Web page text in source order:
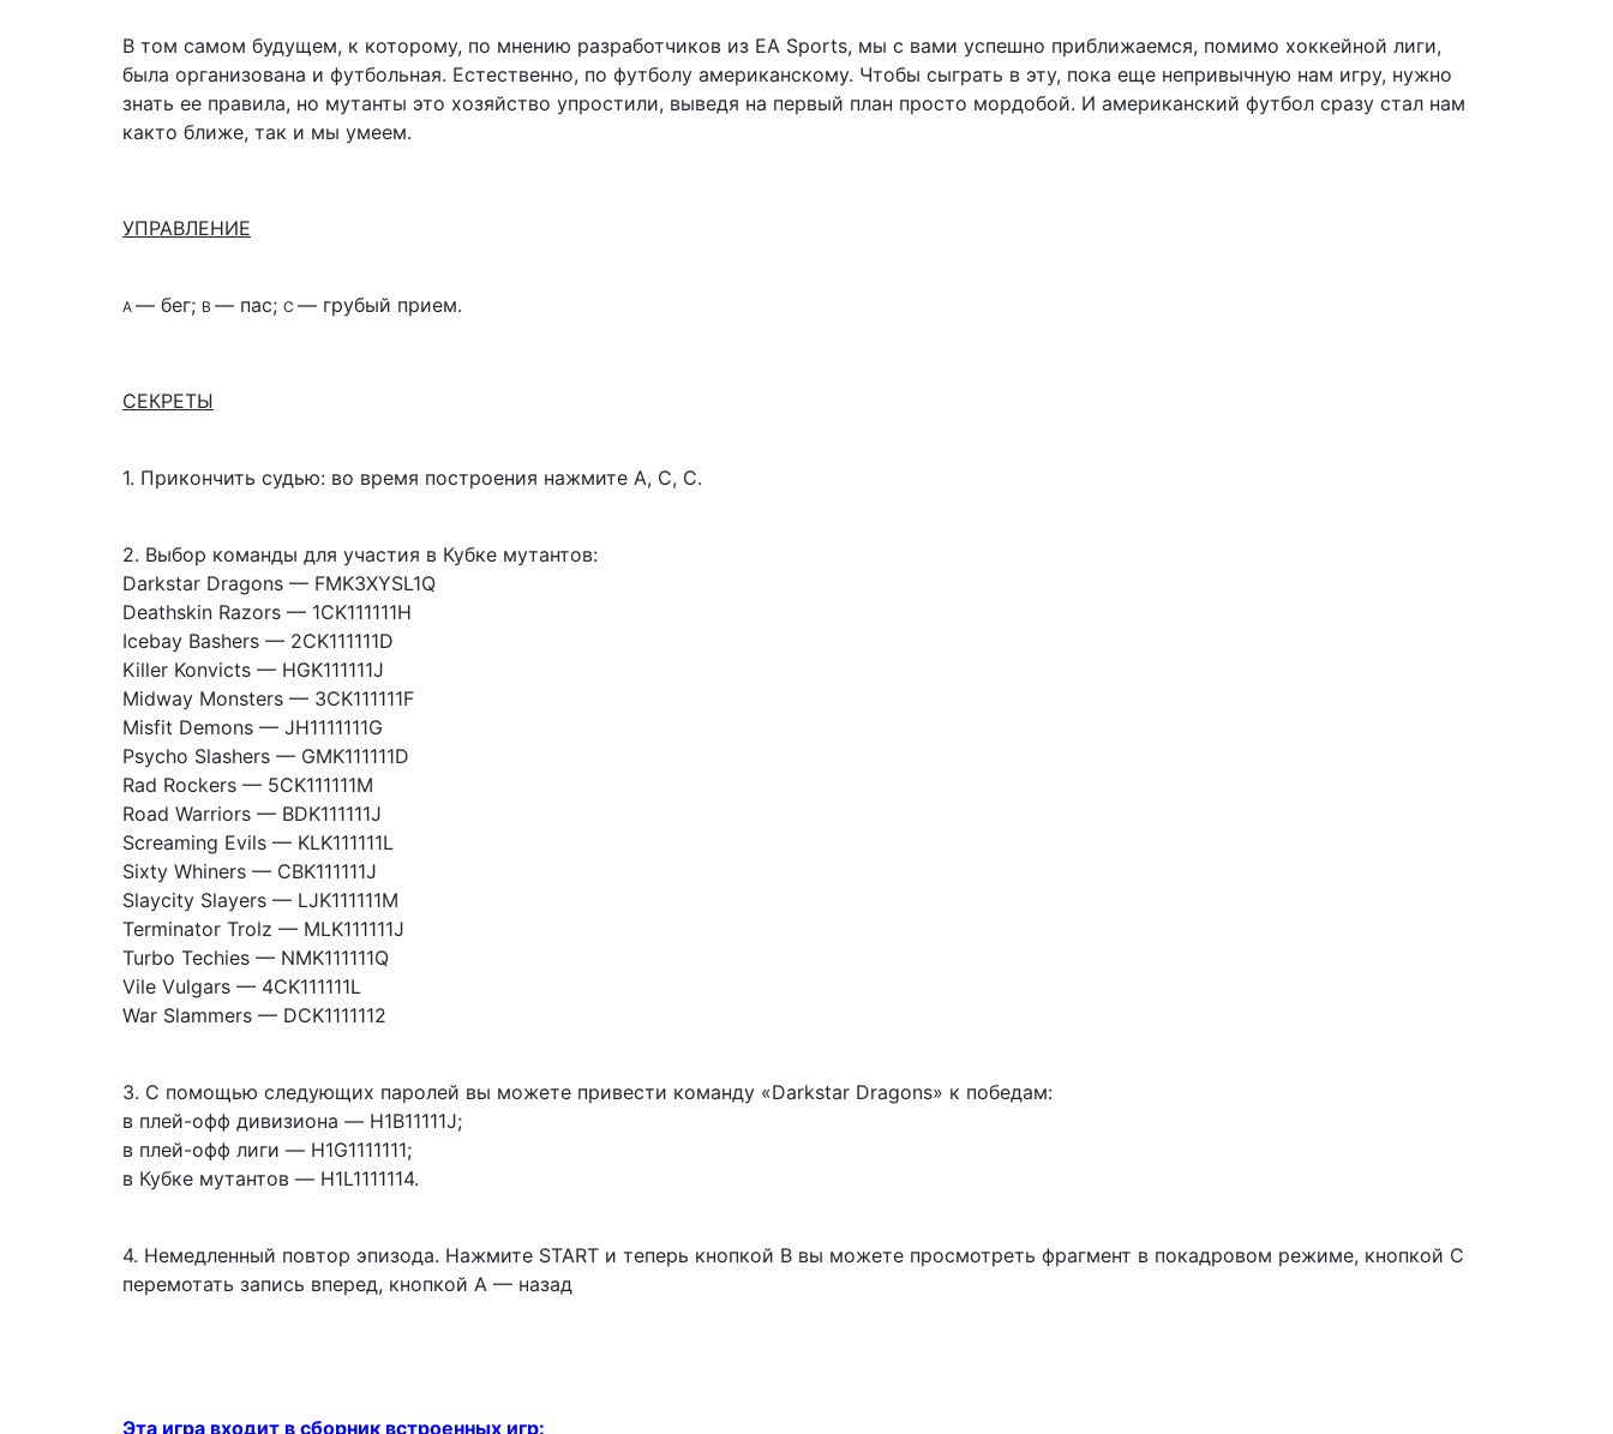
В том самом будущем, к которому, по мнению разработчиков из EA Sports, мы с вами успешно приближаемся, помимо хоккейной лиги,
была организована и футбольная. Естественно, по футболу американскому. Чтобы сыграть в эту, пока еще непривычную нам игру, нужно
знать ее правила, но мутанты это хозяйство упростили, выведя на первый план просто мордобой. И американский футбол сразу стал нам
както ближе, так и мы умеем.
УПРАВЛЕНИЕ
А — бег; В — пас; С — грубый прием.
СЕКРЕТЫ
1. Прикончить судью: во время построения нажмите А, С, С.
2. Выбор команды для участия в Кубке мутантов:
Darkstar Dragons — FMK3XYSL1Q
Deathskin Razors — 1CK111111H
Icebay Bashers — 2CK111111D
Killer Konvicts — HGK111111J
Midway Monsters — 3CK111111F
Misfit Demons — JH1111111G
Psycho Slashers — GMK111111D
Rad Rockers — 5CK111111M
Road Warriors — BDK111111J
Screaming Evils — KLK111111L
Sixty Whiners — CBK111111J
Slaycity Slayers — LJK111111M
Terminator Trolz — MLK111111J
Turbo Techies — NMK111111Q
Vile Vulgars — 4CK111111L
War Slammers — DCK1111112
3. С помощью следующих паролей вы можете привести команду «Darkstar Dragons» к победам:
в плей-офф дивизиона — H1B11111J;
в плей-офф лиги — H1G1111111;
в Кубке мутантов — H1L1111114.
4. Немедленный повтор эпизода. Нажмите START и теперь кнопкой В вы можете просмотреть фрагмент в покадровом режиме, кнопкой С
перемотать запись вперед, кнопкой А — назад
Эта игра входит в сборник встроенных игр: